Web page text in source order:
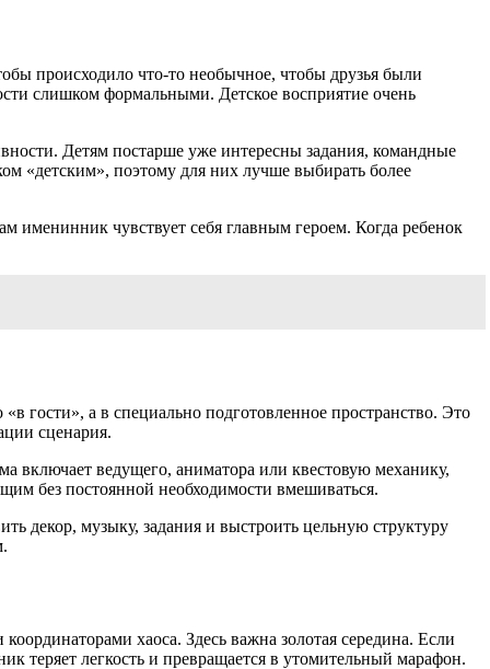
происходило что-то необычное, чтобы друзья были
слишком формальными. Детское восприятие очень
Детям постарше уже интересны задания, командные
«детским», поэтому для них лучше выбирать более
именинник чувствует себя главным героем. Когда ребенок
гости», а в специально подготовленное пространство. Это
сценария.
включает ведущего, аниматора или квестовую механику,
без постоянной необходимости вмешиваться.
декор, музыку, задания и выстроить цельную структуру
хаоса. Здесь важна золотая середина. Если
теряет легкость и превращается в утомительный марафон.